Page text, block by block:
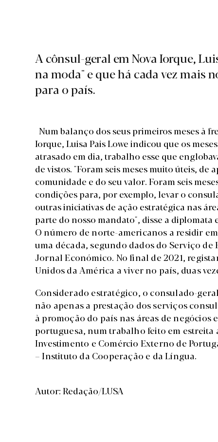
A cônsul-geral em Nova Iorque,
na moda" e que há cada vez mais
para o país.
Num balanço dos seus primeiros meses à
Iorque, Luisa Pais Lowe indicou que os
atrasado em dia, trabalho esse que
de vistos. "Foram seis meses muito úteis,
comunidade e do seu valor. Foram seis
condições para, por exemplo, levar o
outras iniciativas de ação estratégica nas
parte do nosso mandato", disse a diplomata
O número de norte-americanos a residir
uma década, segundo dados do Serviço de
Jornal Económico. No final de 2021,
Unidos da América a viver no país, duas
Considerado estratégico, o consulado-
não apenas a prestação dos serviços
à promoção do país nas áreas de
portuguesa, num trabalho feito em
Investimento e Comércio Externo de
– Instituto da Cooperação e da Língua.
Autor: Redação/LUSA